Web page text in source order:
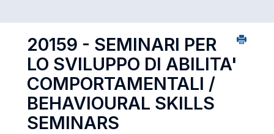
20159 - SEMINARI PER
LO SVILUPPO DI ABILITA'
COMPORTAMENTALI /
BEHAVIOURAL SKILLS
SEMINARS